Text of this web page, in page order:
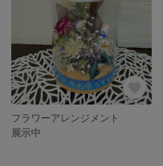
フラワーアレンジメント
展示中